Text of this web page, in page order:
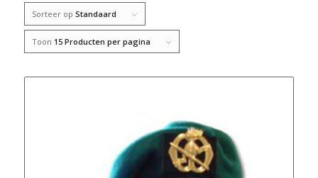
Sorteer op Standaard
Toon 15 Producten per pagina